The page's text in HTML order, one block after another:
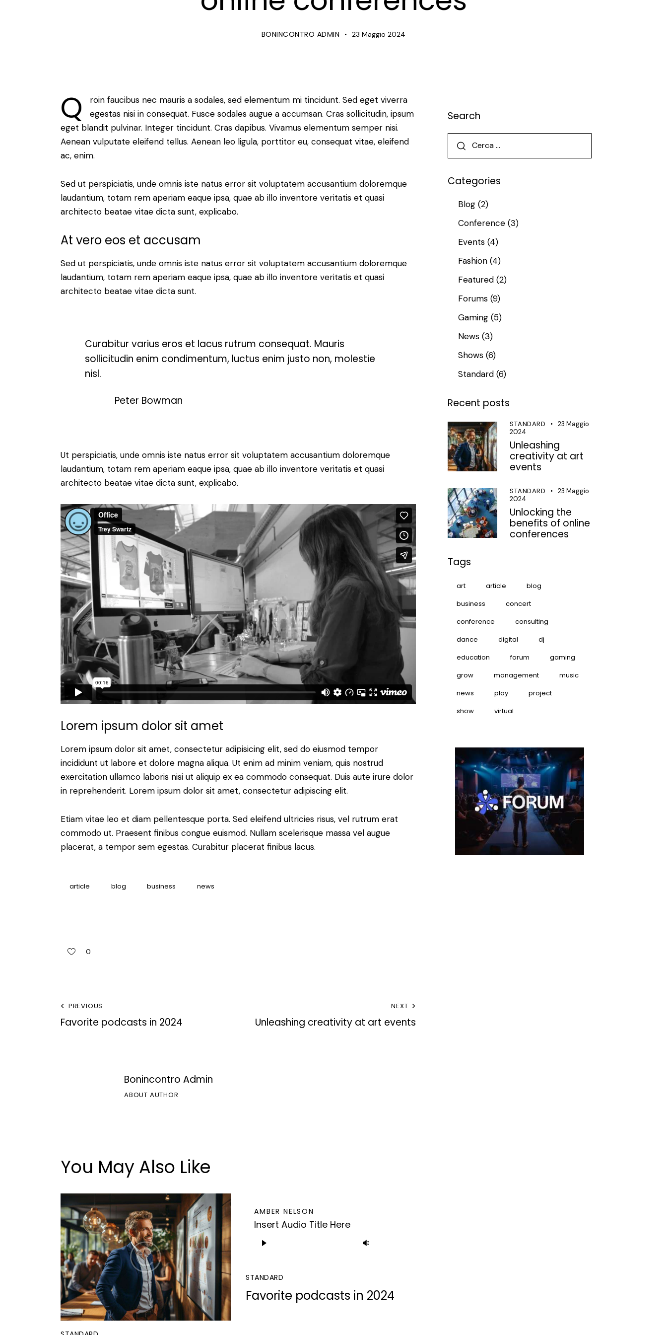
BONINCONTRO ADMIN 23 Maggio 2024
Q
roin faucibus nec mauris a sodales, sed elementum mi tincidunt. Sed eget viverra
egestas nisi in consequat. Fusce sodales augue a accumsan. Cras sollicitudin, ipsum
eget blandit pulvinar. Integer tincidunt. Cras dapibus. Vivamus elementum semper nisi.
Aenean vulputate eleifend tellus. Aenean leo ligula, porttitor eu, consequat vitae, eleifend
ac, enim.
Sed ut perspiciatis, unde omnis iste natus error sit voluptatem accusantium doloremque
laudantium, totam rem aperiam eaque ipsa, quae ab illo inventore veritatis et quasi
architecto beatae vitae dicta sunt, explicabo.
At vero eos et accusam
Sed ut perspiciatis, unde omnis iste natus error sit voluptatem accusantium doloremque
laudantium, totam rem aperiam eaque ipsa, quae ab illo inventore veritatis et quasi
architecto beatae vitae dicta sunt.
Curabitur varius eros et lacus rutrum consequat. Mauris
sollicitudin enim condimentum, luctus enim justo non, molestie
nisl.
Peter Bowman
Ut perspiciatis, unde omnis iste natus error sit voluptatem accusantium doloremque
laudantium, totam rem aperiam eaque ipsa, quae ab illo inventore veritatis et quasi
architecto beatae vitae dicta sunt, explicabo.
Lorem ipsum dolor sit amet
Lorem ipsum dolor sit amet, consectetur adipisicing elit, sed do eiusmod tempor
incididunt ut labore et dolore magna aliqua. Ut enim ad minim veniam, quis nostrud
exercitation ullamco laboris nisi ut aliquip ex ea commodo consequat. Duis aute irure dolor
in reprehenderit. Lorem ipsum dolor sit amet, consectetur adipiscing elit.
Etiam vitae leo et diam pellentesque porta. Sed eleifend ultricies risus, vel rutrum erat
commodo ut. Praesent finibus congue euismod. Nullam scelerisque massa vel augue
placerat, a tempor sem egestas. Curabitur placerat finibus lacus.
article blog business news
0
PREVIOUS
Favorite podcasts in 2024
NEXT
Unleashing creativity at art events
Bonincontro Admin
ABOUT AUTHOR
You May Also Like
AMBER NELSON
Insert Audio Title Here
su/giù
STANDARD
Favorite podcasts in 2024
Search
Categories
Blog(2)
Conference(3)
Events(4)
Fashion(4)
Featured(2)
Forums(9)
Gaming(5)
News(3)
Shows(6)
Standard(6)
Recent posts
STANDARD
23 Maggio
2024
Unleashing
creativity at art
events
STANDARD
23 Maggio
2024
Unlocking the
benefits of online
conferences
Tags
art article
blog
business
concert
conference
consulting
dance
digital
dj
education
forum
gaming
grow
management
music
news
play
project
show
virtual